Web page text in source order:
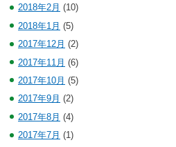
2018年2月 (10)
2018年1月 (5)
2017年12月 (2)
2017年11月 (6)
2017年10月 (5)
2017年9月 (2)
2017年8月 (4)
2017年7月 (1)